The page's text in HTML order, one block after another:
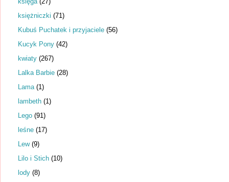
księżniczki (71)
Kubuś Puchatek i przyjaciele (56)
Kucyk Pony (42)
kwiaty (267)
Lalka Barbie (28)
Lama (1)
lambeth (1)
Lego (91)
leśne (17)
Lew (9)
Lilo i Stich (10)
lody (8)